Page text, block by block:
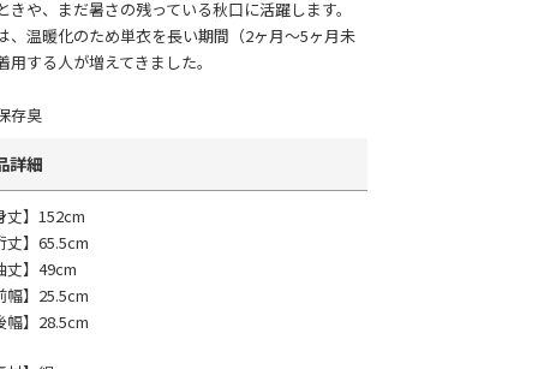
きや、まだ暑さの残っている秋口に活躍します。
、温暖化のため単衣を長い期間（2ヶ月～5ヶ月未
用する人が増えてきました。
存臭
詳細
丈】152cm
丈】65.5cm
丈】49cm
幅】25.5cm
幅】28.5cm